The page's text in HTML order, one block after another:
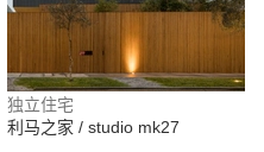
独立住宅
利马之家 / studio mk27